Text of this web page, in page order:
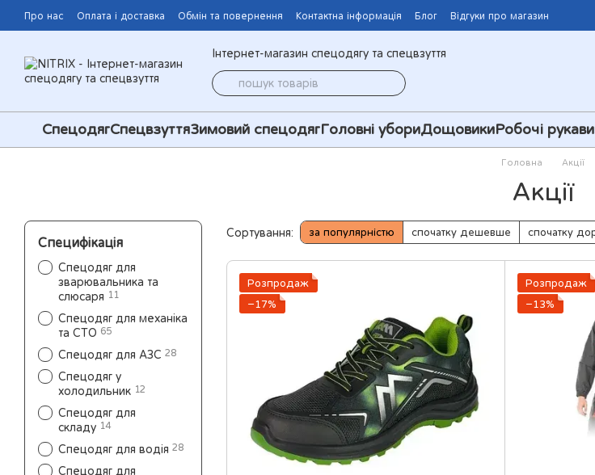
Перейти до основного контенту
Про нас Оплата і доставка Обмін та повернення Контактна інформація Блог Відгуки про магазин
Інтернет-магазин спецодягу та спецвзуття
СпецодягСпецвзуттяЗимовий спецодягГоловні убориДощовикиРобочі
Головна Акції
Акції
Сортування: за популярністю спочатку дешевше спочатку
Розпродаж
−17%
Розпродаж
−13%
Специфікація
Спецодяг для
зварювальника та
слюсаря 11
Спецодяг для механіка
та СТО 65
Спецодяг для АЗС 28
Спецодяг у
холодильник 12
Спецодяг для
складу 14
Спецодяг для водія 28
Спецодяг для